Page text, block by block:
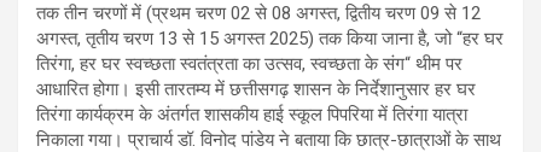
तक तीन चरणों में (प्रथम चरण 02 से 08 अगस्त, द्वितीय चरण 09 से 12
अगस्त, तृतीय चरण 13 से 15 अगस्त 2025) तक किया जाना है, जो “हर घर
तिरंगा, हर घर स्वच्छता स्वतंत्रता का उत्सव, स्वच्छता के संग“ थीम पर
आधारित होगा। इसी तारतम्य में छत्तीसगढ़ शासन के निर्देशानुसार हर घर
तिरंगा कार्यक्रम के अंतर्गत शासकीय हाई स्कूल पिपरिया में तिरंगा यात्रा
निकाला गया। प्राचार्य डॉ. विनोद पांडेय ने बताया कि छात्र-छात्राओं के साथ